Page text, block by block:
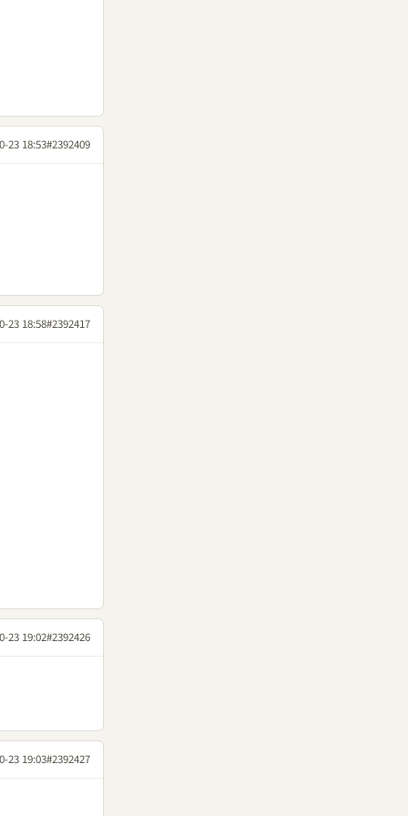
23 18:53#2392409
23 18:58#2392417
23 19:02#2392426
23 19:03#2392427